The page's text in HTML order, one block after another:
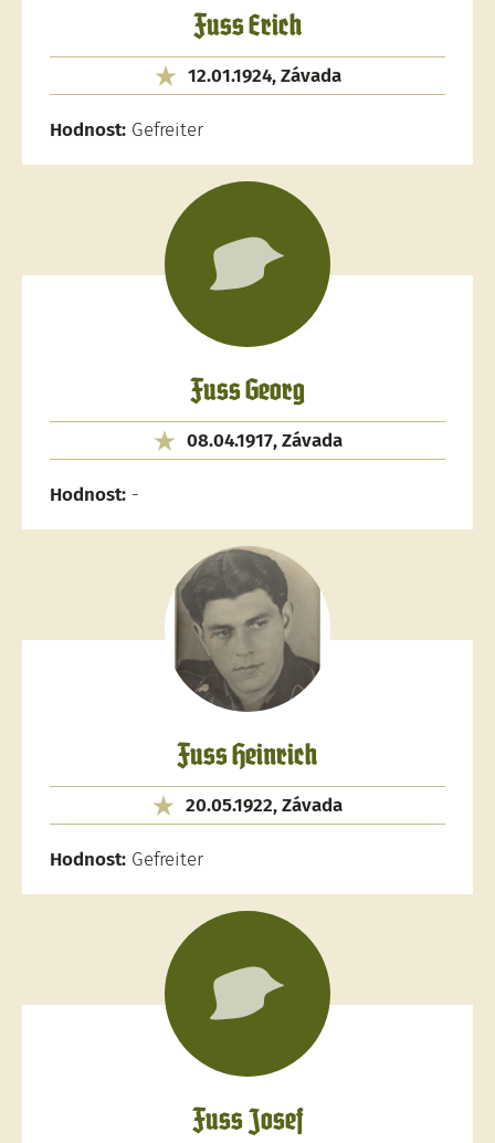
Fuss Erich
12.01.1924, Závada
Hodnost: Gefreiter
Fuss Georg
08.04.1917, Závada
Hodnost: -
Fuss Heinrich
20.05.1922, Závada
Hodnost: Gefreiter
Fuss Josef